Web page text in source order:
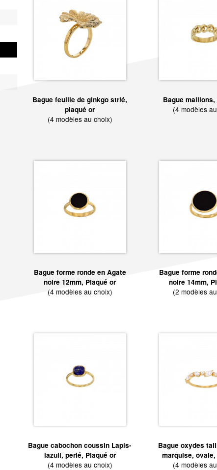
Bague feuille de ginkgo strié,
plaqué or
(4 modèles au choix)
Bague maillons,
(4 modèles
Bague forme ronde en Agate
noire 12mm, Plaqué or
(4 modèles au choix)
Bague forme
noire 14mm,
(2 modèles
Bague cabochon coussin Lapis-
lazuli, perlé, Plaqué or
(4 modèles au choix)
Bague oxydes
marquise,
(4 modèles